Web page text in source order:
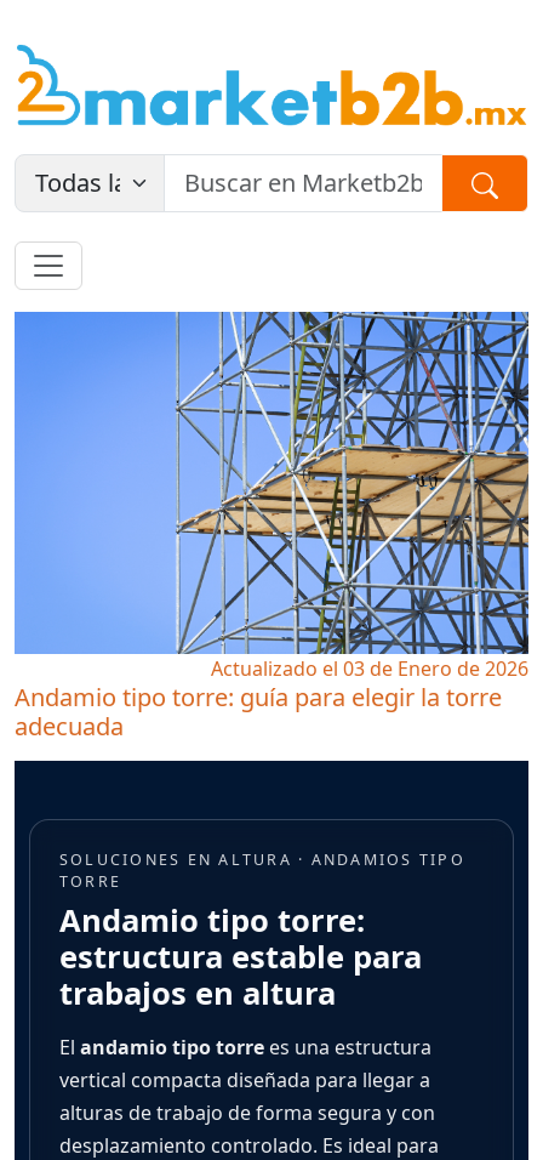
Actualizado el 03 de Enero de 2026
Andamio tipo torre: guía para elegir la torre
adecuada
SOLUCIONES EN ALTURA · ANDAMIOS TIPO
TORRE
Andamio tipo torre:
estructura estable para
trabajos en altura
El andamio tipo torrees una estructura
vertical compacta diseñada para llegar a
alturas de trabajo de forma segura y con
desplazamiento controlado. Es ideal para